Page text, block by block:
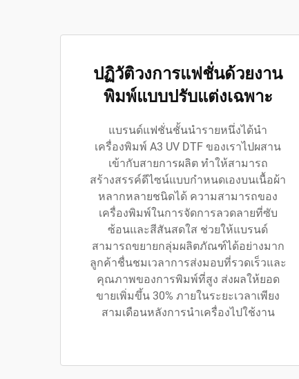
ปฏิวัติวงการแฟชั่นด้วยงาน
พิมพ์แบบปรับแต่งเฉพาะ
แบรนด์แฟชั่นชั้นนำรายหนึ่งได้นำ
เครื่องพิมพ์ A3 UV DTF ของเราไปผสาน
เข้ากับสายการผลิต ทำให้สามารถ
สร้างสรรค์ดีไซน์แบบกำหนดเองบนเนื้อผ้า
หลากหลายชนิดได้ ความสามารถของ
เครื่องพิมพ์ในการจัดการลวดลายที่ซับ
ซ้อนและสีสันสดใส ช่วยให้แบรนด์
สามารถขยายกลุ่มผลิตภัณฑ์ได้อย่างมาก
ลูกค้าชื่นชมเวลาการส่งมอบที่รวดเร็วและ
คุณภาพของการพิมพ์ที่สูง ส่งผลให้ยอด
ขายเพิ่มขึ้น 30% ภายในระยะเวลาเพียง
สามเดือนหลังการนำเครื่องไปใช้งาน